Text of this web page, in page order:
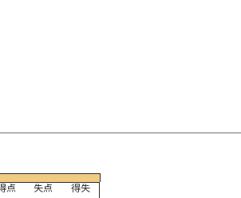
点 失点
得失